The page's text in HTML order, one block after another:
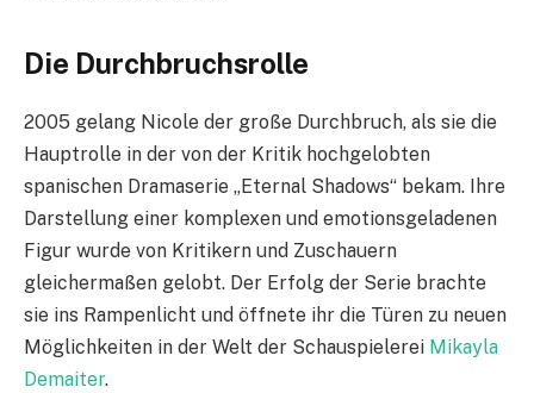
Die Durchbruchsrolle
2005 gelang Nicole der große Durchbruch, als sie die
Hauptrolle in der von der Kritik hochgelobten
spanischen Dramaserie „Eternal Shadows“ bekam. Ihre
Darstellung einer komplexen und emotionsgeladenen
Figur wurde von Kritikern und Zuschauern
gleichermaßen gelobt. Der Erfolg der Serie brachte
sie ins Rampenlicht und öffnete ihr die Türen zu neuen
Möglichkeiten in der Welt der Schauspielerei Mikayla
Demaiter.